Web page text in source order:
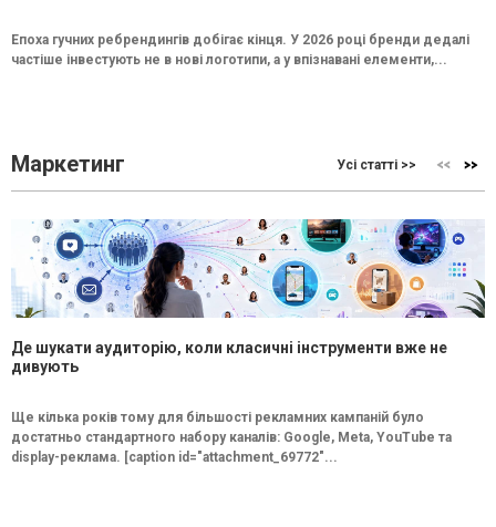
Епоха гучних ребрендингів добігає кінця. У 2026 році бренди дедалі
частіше інвестують не в нові логотипи, а у впізнавані елементи,...
Маркетинг Усі статті >>
Де шукати аудиторію, коли класичні інструменти вже не
дивують
Ще кілька років тому для більшості рекламних кампаній було
достатньо стандартного набору каналів: Google, Meta, YouTube та
display-реклама. [caption id="attachment_69772"...